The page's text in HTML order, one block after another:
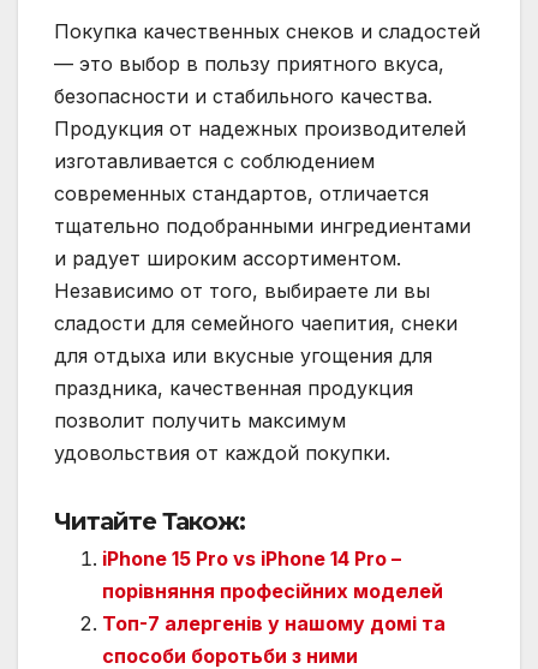
Покупка качественных снеков и сладостей
— это выбор в пользу приятного вкуса,
безопасности и стабильного качества.
Продукция от надежных производителей
изготавливается с соблюдением
современных стандартов, отличается
тщательно подобранными ингредиентами
и радует широким ассортиментом.
Независимо от того, выбираете ли вы
сладости для семейного чаепития, снеки
для отдыха или вкусные угощения для
праздника, качественная продукция
позволит получить максимум
удовольствия от каждой покупки.
Читайте Також:
iPhone 15 Pro vs iPhone 14 Pro –
порівняння професійних моделей
Топ-7 алергенів у нашому домі та
способи боротьби з ними